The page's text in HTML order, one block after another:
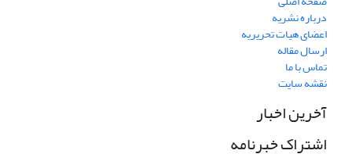
درباره نشریه
اعضای هیات تحریریه
ارسال مقاله
تماس با ما
نقشه سایت
آخرین اخبار
اشتراک خبرنامه